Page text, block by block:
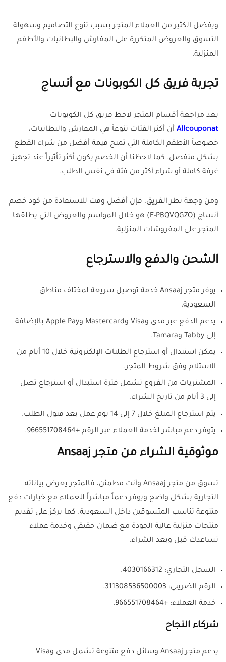
ويفضل الكثير من العملاء المتجر بسبب تنوع التصاميم وسهولة
التسوق والعروض المتكررة على المفارش والبطانيات والأطقم
المنزلية.
تجربة فريق كل الكوبونات مع أنساج
بعد مراجعة أقسام المتجر لاحظ فريق كل الكوبونات
Allcouponat أن أكثر الفئات تنوعاً هي المفارش والبطانيات،
خصوصاً الأطقم الكاملة التي تمنح قيمة أفضل من شراء القطع
بشكل منفصل. كما لاحظنا أن الخصم يكون أكثر تأثيراً عند تجهيز
غرفة كاملة أو شراء أكثر من فئة في نفس الطلب.
ومن وجهة نظر الفريق، فإن أفضل وقت للاستفادة من كود خصم
أنساج (F-PBQVQGZO) هو خلال المواسم والعروض التي يطلقها
المتجر على المفروشات المنزلية.
الشحن والدفع والاسترجاع
يوفر متجر Ansaaj خدمة توصيل سريعة لمختلف مناطق
السعودية.
يدعم الدفع عبر مدى وVisa وMastercard وApple Pay بالإضافة
إلى Tabby وTamara.
يمكن استبدال أو استرجاع الطلبات الإلكترونية خلال 10 أيام من
الاستلام وفق شروط المتجر.
المشتريات من الفروع تشمل فترة استبدال أو استرجاع تصل
إلى 3 أيام من تاريخ الشراء.
يتم استرجاع المبلغ خلال 7 إلى 14 يوم عمل بعد قبول الطلب.
يتوفر دعم مباشر لخدمة العملاء عبر الرقم +966551708464.
موثوقية الشراء من متجر Ansaaj
تسوق من متجر Ansaaj وأنت مطمئن، فالمتجر يعرض بياناته
التجارية بشكل واضح ويوفر دعماً مباشراً للعملاء مع خيارات دفع
متنوعة تناسب المتسوقين داخل السعودية. كما يركز على تقديم
منتجات منزلية عالية الجودة مع ضمان حقيقي وخدمة عملاء
تساعدك قبل وبعد الشراء.
السجل التجاري: 4030166312.
الرقم الضريبي: 311308536500003.
خدمة العملاء: +966551708464.
شركاء النجاح
يدعم متجر Ansaaj وسائل دفع متنوعة تشمل مدى وVisa